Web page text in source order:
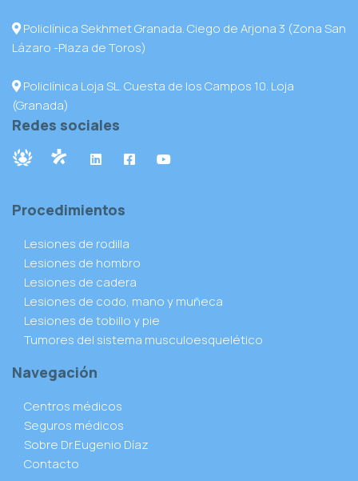
Policlínica Sekhmet Granada. Ciego de Arjona 3 (Zona San
Lázaro -Plaza de Toros)
Policlínica Loja SL. Cuesta de los Campos 10. Loja
(Granada)
Redes sociales
Procedimientos
Lesiones de rodilla
Lesiones de hombro
Lesiones de cadera
Lesiones de codo, mano y muñeca
Lesiones de tobillo y pie
Tumores del sistema musculoesquelético
Navegación
Centros médicos
Seguros médicos
Sobre Dr.Eugenio Díaz
Contacto